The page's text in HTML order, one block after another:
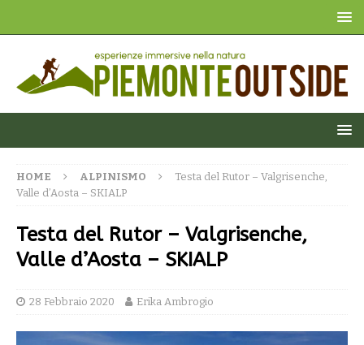
HOME ALPINISMO
Testa del Rutor – Valgrisenche,
Valle d’Aosta – SKIALP
Testa del Rutor – Valgrisenche,
Valle d’Aosta – SKIALP
28 Febbraio 2020 Erika Ambrogio